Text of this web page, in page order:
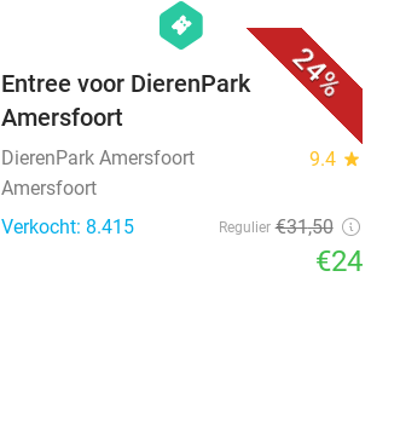
24%
hexagon
events
Entree voor DierenPark
Amersfoort
DierenPark Amersfoort 9.4 star
Amersfoort
Verkocht: 8.415
Regulier €31,50
€24